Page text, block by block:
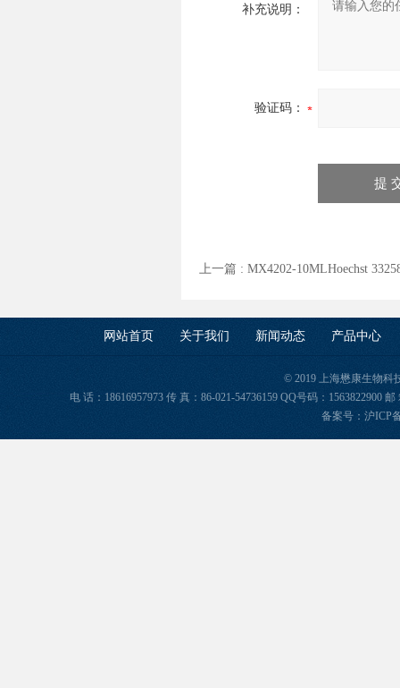
补充说明：
验证码：
上一篇 : MX4202-10MLHoechst
网站首页 关于我们 新闻动态 产品中心
© 2019 上海懋康生物科
电 话：18616957973 传 真：86-021-54736159 QQ号码：1563822900
备案号： 沪ICP